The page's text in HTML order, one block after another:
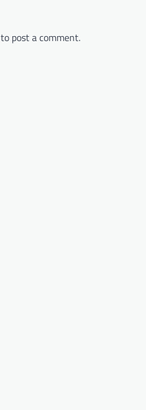
to post a comment.